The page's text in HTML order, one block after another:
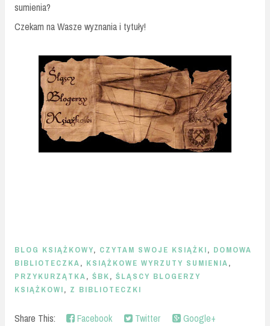
sumienia?
Czekam na Wasze wyznania i tytuły!
BLOG KSIĄŻKOWY, CZYTAM SWOJE KSIĄŻKI, DOMOWA
BIBLIOTECZKA, KSIĄŻKOWE WYRZUTY SUMIENIA,
PRZYKURZĄTKA, ŚBK, ŚLĄSCY BLOGERZY
KSIĄŻKOWI, Z BIBLIOTECZKI
Share This: Facebook Twitter
Google+